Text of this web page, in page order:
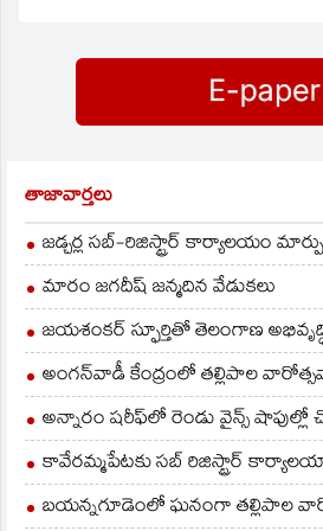
ఆయన అన్నారు. శరీరం
ఇక
తాజావార్తలు
జడ్చర్ల సబ్-రిజిస్ట్రార్ కార్యాలయం
మారం జగదీష్ జన్మదిన వేడుకలు
జయశంకర్ స్ఫూర్తితో తెలంగాణ
అంగన్‌వాడీ కేంద్రంలో తల్లిపాల
అన్నారం షరీఫ్‌లో రెండు వైన్స్ షాపుల్లో
కావేరమ్మపేటకు సబ్ రిజిస్ట్రార్
బయన్నగూడెంలో ఘనంగా తల్లిపాల